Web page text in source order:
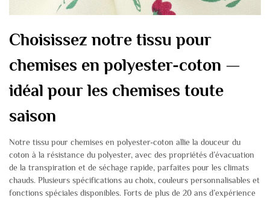
Choisissez notre tissu pour
chemises en polyester-coton —
idéal pour les chemises toute
saison
Notre tissu pour chemises en polyester-coton allie la douceur du
coton à la résistance du polyester, avec des propriétés d’évacuation
de la transpiration et de séchage rapide, parfaites pour les climats
chauds. Plusieurs spécifications au choix, couleurs personnalisables et
fonctions spéciales disponibles. Forts de plus de 20 ans d’expérience